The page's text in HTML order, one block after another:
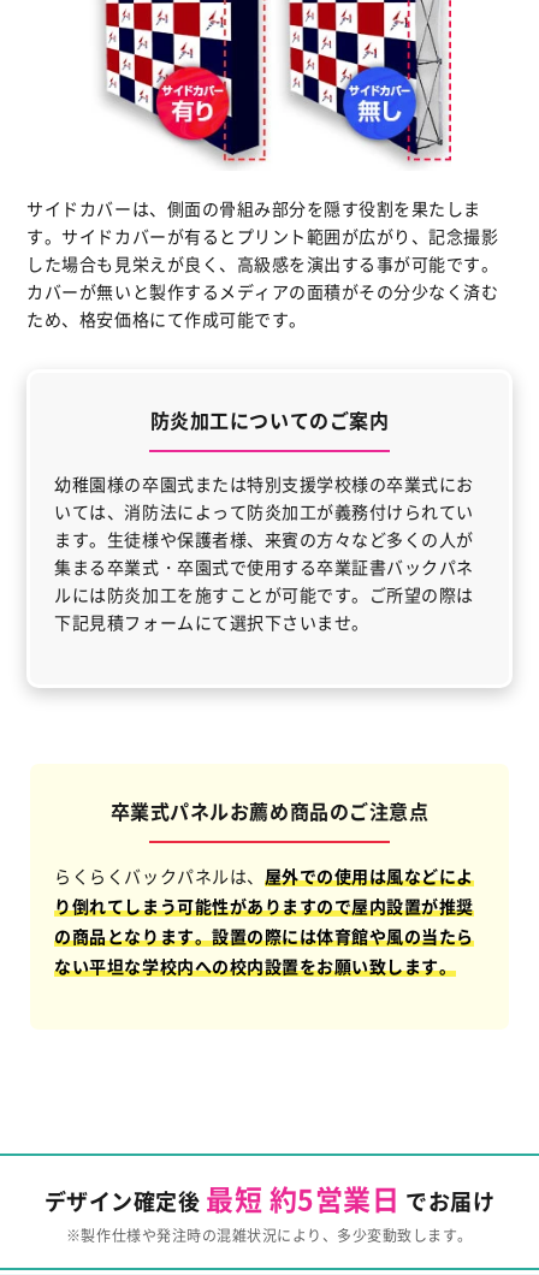
サイドカバーは、側面の骨組み部分を隠す役割を果たしま
す。サイドカバーが有るとプリント範囲が広がり、記念撮影
した場合も見栄えが良く、高級感を演出する事が可能です。
カバーが無いと製作するメディアの面積がその分少なく済む
ため、格安価格にて作成可能です。
防炎加工についてのご案内
幼稚園様の卒園式または特別支援学校様の卒業式にお
いては、消防法によって防炎加工が義務付けられてい
ます。生徒様や保護者様、来賓の方々など多くの人が
集まる卒業式・卒園式で使用する卒業証書バックパネ
ルには防炎加工を施すことが可能です。ご所望の際は
下記見積フォームにて選択下さいませ。
卒業式パネルお薦め商品のご注意点
らくらくバックパネルは、 屋外での使用は風などによ
り倒れてしまう可能性がありますので屋内設置が推奨
の商品となります。設置の際には体育館や風の当たら
ない平坦な学校内への校内設置をお願い致します。
デザイン確定後 最短 約5営業日 でお届け
※製作仕様や発注時の混雑状況により、多少変動致します。